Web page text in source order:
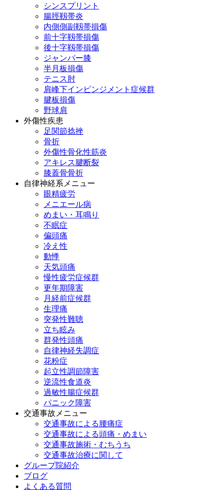
シンスプリント
腸脛靱帯炎
内側側副靱帯損傷
前十字靱帯損傷
後十字靱帯損傷
ジャンパー膝
半月板損傷
テニス肘
肩峰下インピンジメント症候群
腱板損傷
野球肩
外傷性疾患
足関節捻挫
骨折
外傷性骨化性筋炎
アキレス腱断裂
膝蓋骨骨折
自律神経系メニュー
眼精疲労
メニエール病
めまい・耳鳴り
不眠症
偏頭痛
冷え性
動悸
天気頭痛
慢性疲労症候群
更年期障害
月経前症候群
生理痛
突発性難聴
立ち眩み
群発性頭痛
自律神経失調症
花粉症
起立性調節障害
逆流性食道炎
過敏性腸症候群
パニック障害
交通事故メニュー
交通事故による腰痛症
交通事故による頭痛・めまい
交通事故施術・むちうち
交通事故治療に関して
グループ院紹介
ブログ
よくある質問